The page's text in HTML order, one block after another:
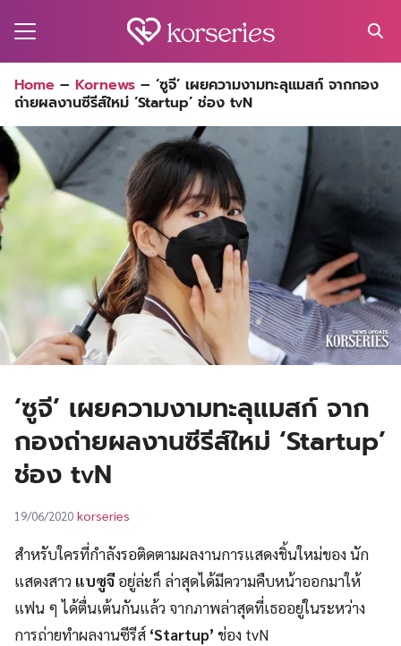
for:
Home – Kornews – ‘ซูจี’ เผยความงามทะลุแมสก์ จากกอง
ถ่ายผลงานซีรีส์ใหม่ ‘Startup’ ช่อง tvN
‘ซูจี’ เผยความงามทะลุแมสก์ จาก
กองถ่ายผลงานซีรีส์ใหม่ ‘Startup’
ช่อง tvN
19/06/2020 korseries
สำหรับใครที่กำลังรอติดตามผลงานการแสดงชิ้นใหม่ของ นัก
แสดงสาว แบซูจีอยู่ล่ะก็ ล่าสุดได้มีความคืบหน้าออกมาให้
แฟน ๆ ได้ตื่นเต้นกันแล้ว จากภาพล่าสุดที่เธออยู่ในระหว่าง
การถ่ายทำผลงานซีรีส์ ‘Startup’ ช่อง tvN